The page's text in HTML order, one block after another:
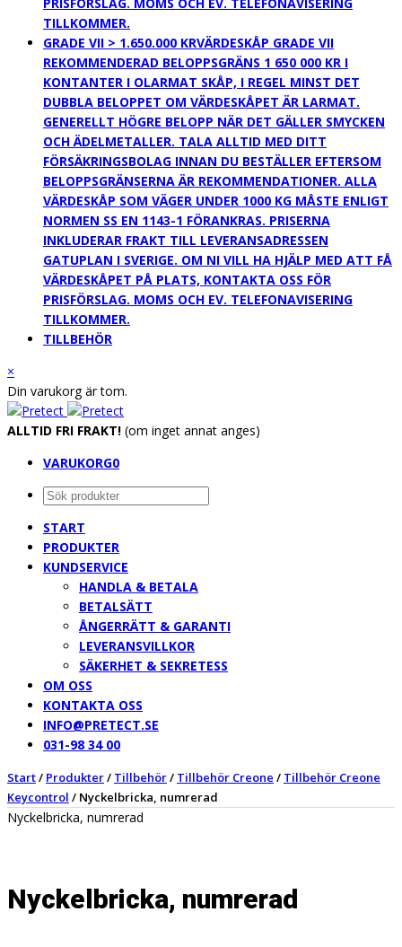
TILLKOMMER.
GRADE VII > 1.650.000 KRVÄRDESKÅP GRADE VII
REKOMMENDERAD BELOPPSGRÄNS 1 650 000 KR I
KONTANTER I OLARMAT SKÅP, I REGEL MINST DET
DUBBLA BELOPPET OM VÄRDESKÅPET ÄR LARMAT.
GENERELLT HÖGRE BELOPP NÄR DET GÄLLER SMYCKEN
OCH ÄDELMETALLER. TALA ALLTID MED DITT
FÖRSÄKRINGSBOLAG INNAN DU BESTÄLLER EFTERSOM
BELOPPSGRÄNSERNA ÄR REKOMMENDATIONER. ALLA
VÄRDESKÅP SOM VÄGER UNDER 1000 KG MÅSTE ENLIGT
NORMEN SS EN 1143-1 FÖRANKRAS. PRISERNA
INKLUDERAR FRAKT TILL LEVERANSADRESSEN
GATUPLAN I SVERIGE. OM NI VILL HA HJÄLP MED ATT FÅ
VÄRDESKÅPET PÅ PLATS, KONTAKTA OSS FÖR
PRISFÖRSLAG. MOMS OCH EV. TELEFONAVISERING
TILLKOMMER.
TILLBEHÖR
×
Din varukorg är tom.
ALLTID FRI FRAKT! (om inget annat anges)
VARUKORG0
START
PRODUKTER
KUNDSERVICE
HANDLA & BETALA
BETALSÄTT
ÅNGERRÄTT & GARANTI
LEVERANSVILLKOR
SÄKERHET & SEKRETESS
OM OSS
KONTAKTA OSS
INFO@PRETECT.SE
031-98 34 00
Start/ Produkter/ Tillbehör/ Tillbehör Creone / Tillbehör Creone
Keycontrol / Nyckelbricka, numrerad
Nyckelbricka, numrerad
Nyckelbricka, numrerad